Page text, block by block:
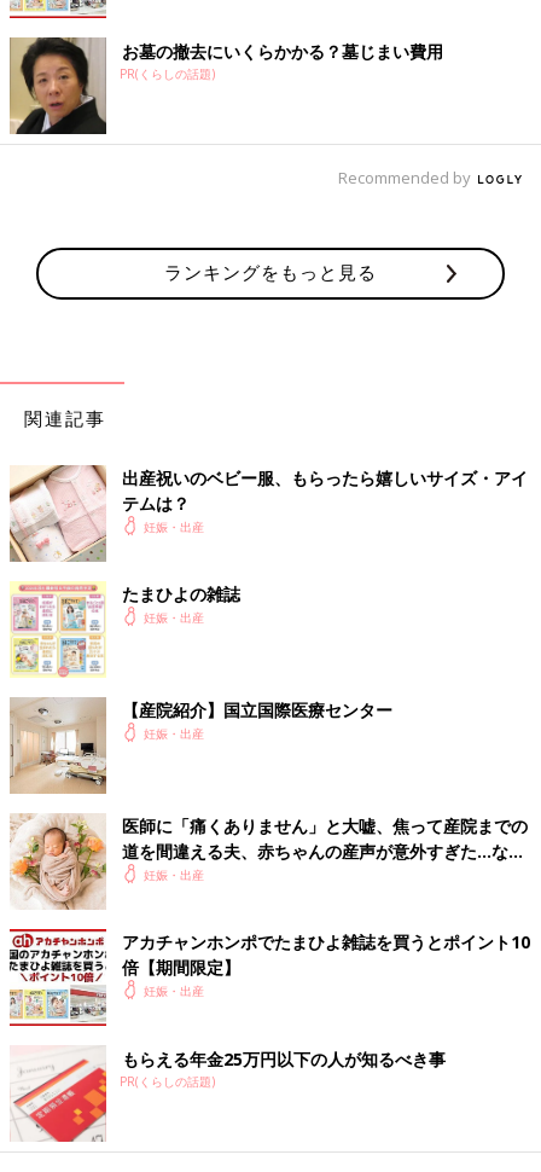
お墓の撤去にいくらかかる？墓じまい費用
PR(くらしの話題)
Recommended by
ランキングをもっと見る
関連記事
出産祝いのベビー服、もらったら嬉しいサイズ・アイ
テムは？
妊娠・出産
たまひよの雑誌
妊娠・出産
【産院紹介】国立国際医療センター
妊娠・出産
医師に「痛くありません」と大嘘、焦って産院までの
道を間違える夫、赤ちゃんの産声が意外すぎた…など
など。出産爆笑エピソード
妊娠・出産
アカチャンホンポでたまひよ雑誌を買うとポイント10
倍【期間限定】
妊娠・出産
もらえる年金25万円以下の人が知るべき事
PR(くらしの話題)